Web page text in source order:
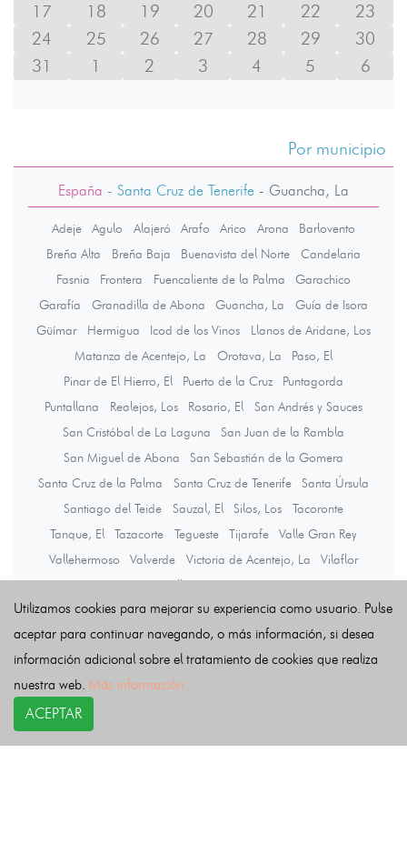
17
18 19 20 21 22
23
24
25 26 27 28 29
30
31
1 2 3 4 5 6
Por municipio
España - Santa Cruz de Tenerife - Guancha, La
Adeje Agulo Alajeró Arafo Arico Arona
Barlovento
Breña Alta
Breña Baja Buenavista del Norte
Candelaria
Fasnia
Frontera Fuencaliente de la Palma
Garachico
Garafía
Granadilla de Abona Guancha, La
Guía de Isora
Güímar
Hermigua Icod de los Vinos
Llanos de Aridane, Los
Matanza de Acentejo, La
Orotava, La
Paso, El
Pinar de El Hierro, El
Puerto de la Cruz
Puntagorda
Puntallana
Realejos, Los Rosario, El
San Andrés y Sauces
San Cristóbal de La Laguna
San Juan de la Rambla
San Miguel de Abona
San Sebastián de la Gomera
Santa Cruz de la Palma
Santa Cruz de Tenerife
Santa Úrsula
Santiago del Teide
Sauzal, El Silos, Los
Tacoronte
Tanque, El
Tazacorte Tegueste Tijarafe
Valle Gran Rey
Vallehermoso
Valverde Victoria de Acentejo, La
Vilaflor
Villa de Mazo
Últimas noticias
Utilizamos cookies para mejorar su experiencia como usuario. Pulse
aceptar para continuar navegando, o más información, si desea
información adicional sobre el tratamiento de cookies que realiza
nuestra web. Más información
ACEPTAR